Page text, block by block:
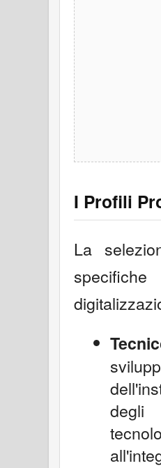
I Profili
La
degli